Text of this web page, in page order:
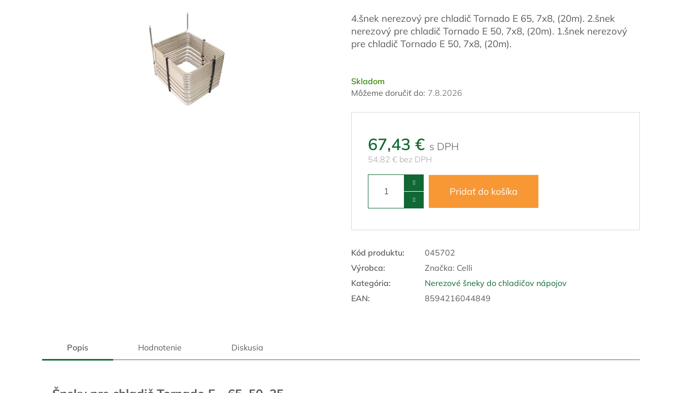
Skladom
Môžeme doručiť do: 7.8.2026
67,43 €
54,82 € bez DPH
Pridať do košíka
4.šnek nerezový pre chladič Tornado E 65, 7x8, (20m). 2.šnek
nerezový pre chladič Tornado E 50, 7x8, (20m). 1.šnek nerezový
pre chladič Tornado E 50, 7x8, (20m).
Kód produktu:
045702
Výrobca:
Značka: Celli
Kategória:
Nerezové šneky do chladičov nápojov
EAN: 8594216044849
Popis Hodnotenie Diskusia